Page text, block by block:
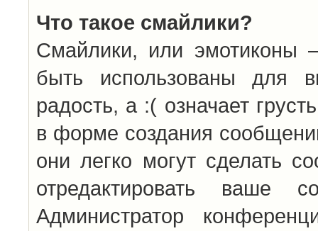
Что такое смайлики?
Смайлики, или эмотиконы
быть использованы для
радость, а :( означает
в форме создания
они легко могут сделать
отредактировать ваше
Администратор